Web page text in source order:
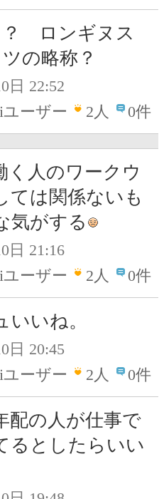
？ ロンギヌス
の略称？
日 22:52
ーザー
2人 0件
く人のワークウ
ては関係ないも
気がする
日 21:16
ーザー
2人 0件
いいね。
日 20:45
ーザー
2人 0件
配の人が仕事で
るとしたらいい